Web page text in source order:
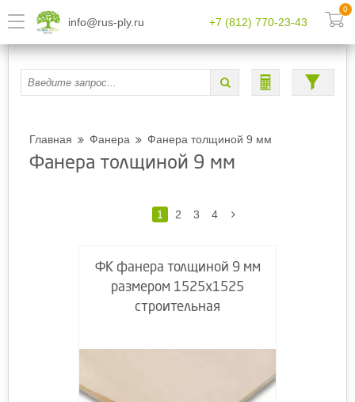
info@rus-ply.ru +7 (812) 770-23-43
0
Главная Фанера Фанера толщиной 9 мм
Фанера толщиной 9 мм
1 2 3 4
ФК фанера толщиной 9 мм
размером 1525х1525
строительная